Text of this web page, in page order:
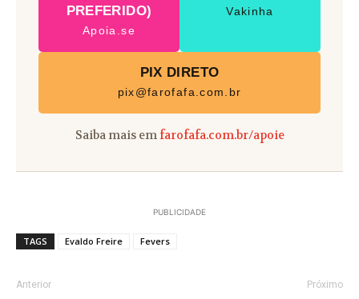
PREFERIDO)
Apoia.se
Vakinha
PIX DIRETO
pix@farofafa.com.br
Saiba mais emfarofafa.com.br/apoie
PUBLICIDADE
TAGS Evaldo Freire Fevers
Anterior Próximo